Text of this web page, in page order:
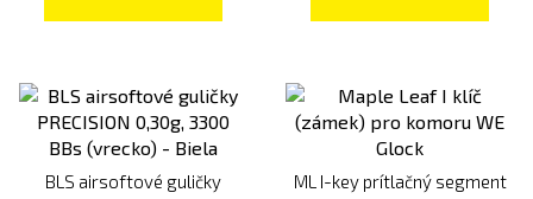
BLS airsoftové guličky
ML I-key prítlačný segment